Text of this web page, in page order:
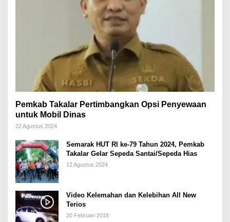
Pemkab Takalar Pertimbangkan Opsi Penyewaan
untuk Mobil Dinas
22 Agustus 2024
Semarak HUT RI ke-79 Tahun 2024, Pemkab
Takalar Gelar Sepeda Santai/Sepeda Hias
12 Agustus 2024
Video Kelemahan dan Kelebihan All New
Terios
20 Februari 2018